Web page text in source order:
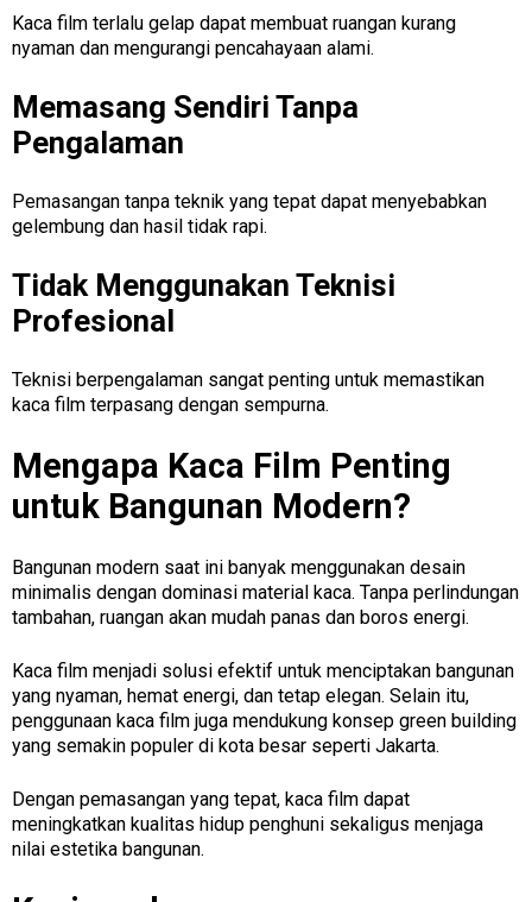
Kaca film terlalu gelap dapat membuat ruangan kurang
nyaman dan mengurangi pencahayaan alami.
Memasang Sendiri Tanpa
Pengalaman
Pemasangan tanpa teknik yang tepat dapat menyebabkan
gelembung dan hasil tidak rapi.
Tidak Menggunakan Teknisi
Profesional
Teknisi berpengalaman sangat penting untuk memastikan
kaca film terpasang dengan sempurna.
Mengapa Kaca Film Penting
untuk Bangunan Modern?
Bangunan modern saat ini banyak menggunakan desain
minimalis dengan dominasi material kaca. Tanpa perlindungan
tambahan, ruangan akan mudah panas dan boros energi.
Kaca film menjadi solusi efektif untuk menciptakan bangunan
yang nyaman, hemat energi, dan tetap elegan. Selain itu,
penggunaan kaca film juga mendukung konsep green building
yang semakin populer di kota besar seperti Jakarta.
Dengan pemasangan yang tepat, kaca film dapat
meningkatkan kualitas hidup penghuni sekaligus menjaga
nilai estetika bangunan.